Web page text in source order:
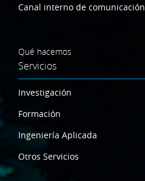
Canal interno de comunicación
Qué hacemos
Servicios
Investigación
Formación
Ingeniería Aplicada
Otros Servicios